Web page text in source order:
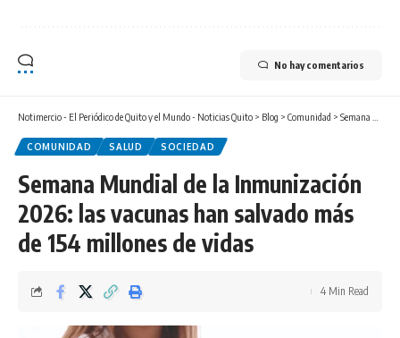
No hay comentarios
Notimercio - El Periódico de Quito y el Mundo - Noticias Quito > Blog > Comunidad > Semana Mundial de la Inmunización 2026: las vacunas han salvado más de 154 millones de vidas
COMUNIDAD SALUD SOCIEDAD
Semana Mundial de la Inmunización
2026: las vacunas han salvado más
de 154 millones de vidas
4 Min Read